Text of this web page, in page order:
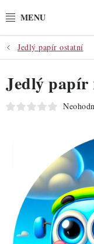
na
POTŘEBY
POMŮCKY
SUROVINY
PRO OSLAVY
DO KUCHYNĚ
POCHUTINY
Jedlý papír ostatní
Jedlý